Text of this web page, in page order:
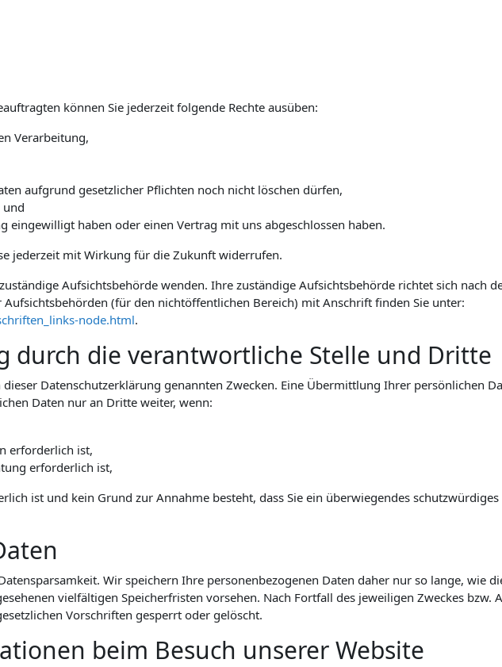
können Sie jederzeit folgende Rechte ausüben:
Verarbeitung,
aufgrund gesetzlicher Pflichten noch nicht löschen dürfen,
und
eingewilligt haben oder einen Vertrag mit uns abgeschlossen haben.
jederzeit mit Wirkung für die Zukunft widerrufen.
Aufsichtsbehörde wenden. Ihre zuständige Aufsichtsbehörde richtet sich nach
(für den nichtöffentlichen Bereich) mit Anschrift finden Sie unter:
node.html.
durch die verantwortliche Stelle und Dritte
Datenschutzerklärung genannten Zwecken. Eine Übermittlung Ihrer persönlichen
Daten nur an Dritte weiter, wenn:
erforderlich ist,
erforderlich ist,
ist und kein Grund zur Annahme besteht, dass Sie ein überwiegendes
Wir speichern Ihre personenbezogenen Daten daher nur so lange, wie
vielfältigen Speicherfristen vorsehen. Nach Fortfall des jeweiligen Zweckes bzw.
Vorschriften gesperrt oder gelöscht.
beim Besuch unserer Website